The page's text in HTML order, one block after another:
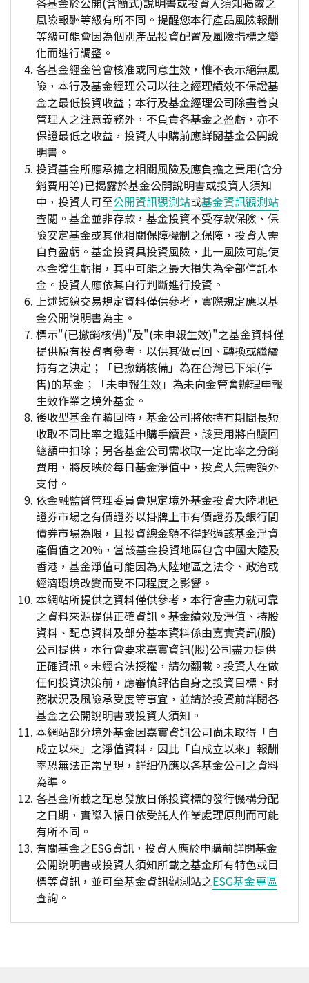
風險報酬等級有所不同。提醒您本行產品風險報酬
等級可能會因為個別產品投資配置及風險指標之變
化而進行調整。
各基金經金管會核准或同意生效，惟不表示絕無風
險，本行及基金經理公司以往之經理績效不保證基
金之最低投資收益；本行及基金經理公司除盡善良
管理人之注意義務外，不負責各基金之盈虧，亦不
保證最低之收益，投資人申購前應詳閱基金公開說
明書。
投資基金所應承擔之相關風險及應負擔之費用(含分
銷費用等)已揭露於基金公開說明書或投資人須知
中，投資人可至公開資訊觀測站或基金資訊觀測站
查閱。基金並非存款，基金投資不受存款保險、保
險安定基金或其他相關保障機制之保障，投資人需
自負盈虧。基金投資具投資風險，此一風險可能使
本金發生虧損，其中可能之最大損失為全部信託本
金。投資人應依其自行判斷進行投資。
上述短線交易規定資料僅供參考，實際規定應以基
金公開說明書為主。
標示"(已撤銷核備)"及"(未申報生效)"之基金資料僅
提供原有投資者參考，以供其做買回、轉換或繼續
持有之決定；「已撤銷核備」為在台灣已下架(停
售)的基金；「未申報生效」為未向金管會辦理申報
生效作業之境外基金。
後收型基金在贖回時，基金公司將依持有期間長短
收取不同比率之遞延申購手續費，該費用將自贖回
總額中扣除；另各基金公司需收取一定比率之分銷
費用，將反映於每日基金淨值中，投資人無需額外
支付。
依金融監督管理委員會規定境外基金投資大陸地區
證券市場之有價證券以掛牌上市有價證券及銀行間
債券市場為限，且投資總金額不得超過該基金淨資
產價值之20%，當該基金投資地區包含中國大陸及
香港，基金淨值可能因為大陸地區之法令、政治或
經濟環境改變而受不同程度之影響。
本網站所提供之資料僅供參考，本行會盡力就可靠
之資料來源提供正確資訊。基金績效及淨值、持股
資料、配息資料及部分基本資料係由嘉實資訊(股)
公司提供，本行會要求嘉實資訊(股)公司盡力提供
正確資訊。未經合法授權，請勿翻載。投資人在做
任何投資決策前，應審慎評估自身之投資目標、財
務狀況及風險承受度等事宜，並請於投資前詳閱各
基金之公開說明書或投資人須知。
本網站部分境外基金因嘉實資訊公司尚未取得「自
成立以來」之淨值資料，因此「自成立以來」報酬
率恐無法正常呈現，詳細仍應以各基金公司之資料
為準。
各基金所載之配息發放日係投資標的發行機構分配
之日期，實際入帳日依受託人作業處理原則而可能
有所不同。
有關基金之ESG資訊，投資人應於申購前詳閱基金
公開說明書或投資人須知所載之基金所有特色或目
標等資訊，並可至基金資訊觀測站之ESG基金專區
查詢。